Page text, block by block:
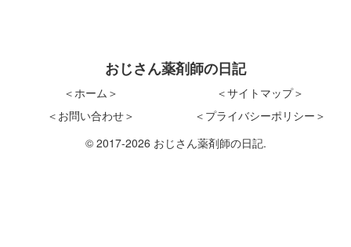
おじさん薬剤師の日記
＜ホーム＞
＜サイトマップ＞
＜お問い合わせ＞
＜プライバシーポリシー＞
© 2017-2026 おじさん薬剤師の日記.